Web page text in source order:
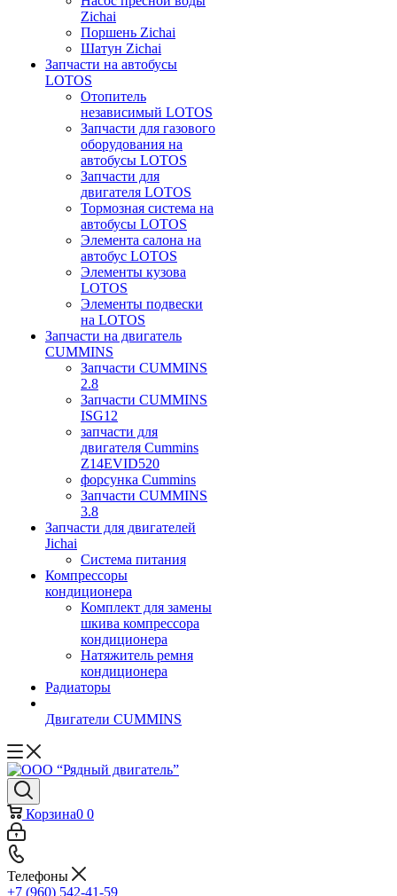
Zichai
Поршень Zichai
Шатун Zichai
Запчасти на автобусы
LOTOS
Отопитель
независимый LOTOS
Запчасти для газового
оборудования на
автобусы LOTOS
Запчасти для
двигателя LOTOS
Тормозная система на
автобусы LOTOS
Элемента салона на
автобус LOTOS
Элементы кузова
LOTOS
Элементы подвески
на LOTOS
Запчасти на двигатель
CUMMINS
Запчасти CUMMINS
2.8
Запчасти CUMMINS
ISG12
запчасти для
двигателя Cummins
Z14EVID520
форсунка Cummins
Запчасти CUMMINS
3.8
Запчасти для двигателей
Jichai
Система питания
Компрессоры
кондиционера
Комплект для замены
шкива компрессора
кондиционера
Натяжитель ремня
кондиционера
Радиаторы
Двигатели CUMMINS
Корзина0 0
Телефоны
+7 (960) 542-41-59